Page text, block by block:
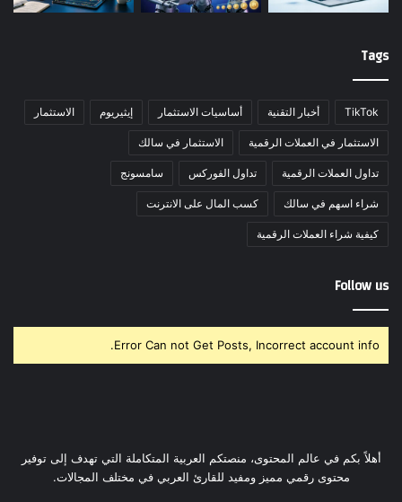
Tags
TikTok أخبار التقنية أساسيات الاستثمار إيثيريوم الاستثمار
الاستثمار في العملات الرقمية الاستثمار في سالك
تداول العملات الرقمية تداول الفوركس سامسونج
شراء اسهم في سالك كسب المال على الانترنت
كيفية شراء العملات الرقمية
Follow us
Error Can not Get Posts, Incorrect account info.
أهلاً بكم في عالم المحتوى، منصتكم العربية المتكاملة التي تهدف إلى توفير
محتوى رقمي مميز ومفيد للقارئ العربي في مختلف المجالات.